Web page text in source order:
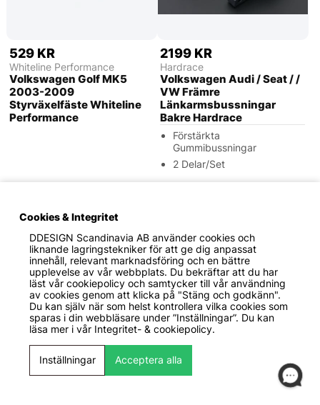
529 KR
Whiteline Performance
Volkswagen Golf MK5
2003-2009
Styrväxelfäste Whiteline
Performance
2199 KR
Hardrace
Volkswagen Audi / Seat / /
VW Främre
Länkarmsbussningar
Bakre Hardrace
Förstärkta
Gummibussningar
2 Delar/Set
1829 KR
Hardrace
Volkswagen Audi / Seat / /
1149 KR
Hardrace
Volkswagen VAG 04+
Korrigeringsspacer +15mm
Cookies & Integritet
DDESIGN Scandinavia ABanvänder cookies och
liknande lagringstekniker för att ge dig anpassat
innehåll, relevant marknadsföring och en bättre
upplevelse av vår webbplats. Du bekräftar att du har
läst vår cookiepolicy och samtycker till vår användning
av cookies genom att klicka på "Stäng och godkänn".
Du kan själv när som helst kontrollera vilka cookies som
sparas i din webbläsare under ”Inställningar”. Du kan
läsa mer i vår Integritet- & cookiepolicy.
Inställningar Acceptera alla